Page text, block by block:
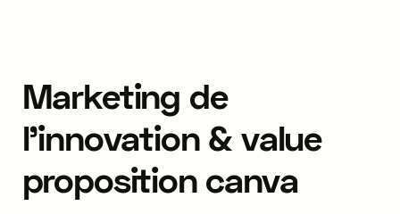
Marketing de
l'innovation & value
proposition canva